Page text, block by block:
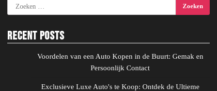
Zoeken
naar:
Recent Posts
Voordelen van een Auto Kopen in de Buurt: Gemak en
Persoonlijk Contact
Exclusieve Luxe Auto's te Koop: Ontdek de Ultieme